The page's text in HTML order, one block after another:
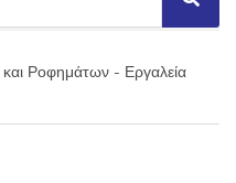
S
e
h
Ροφημάτων - Εργαλεία